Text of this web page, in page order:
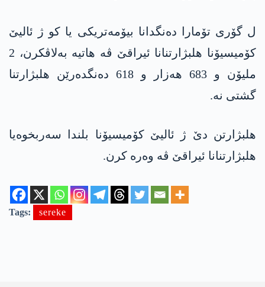
ل گۆری تۆمارا دەنگدانا بیۆمەتریکی یا کو ژ ئالیێ
کۆمیسیۆنا ھلبژارتنانا ئیراقێ ڤە ھاتیە بەلاڤکرن، 2
ملیۆن و 683 ھەزار و 618 دەنگدەرێن ھلبژارتنا
گشتی نە.
ھلبژارتن دێ ژ ئالیێ کۆمیسیۆنا بلندا سەربخوەیا
ھلبژارتنانا ئیراقێ ڤە وەرە کرن.
Tags: sereke